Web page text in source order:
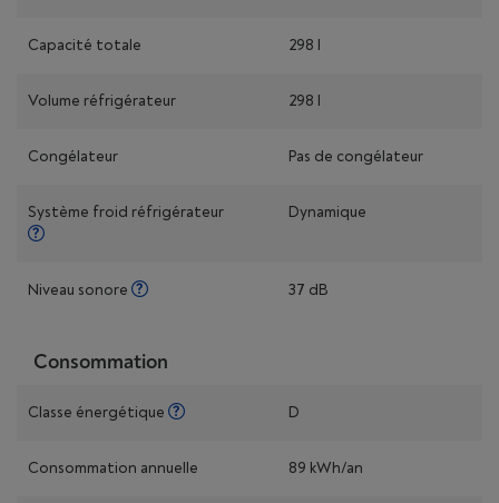
Capacité totale 298 l
Volume réfrigérateur 298 l
Congélateur Pas de congélateur
Système froid réfrigérateur Dynamique
Niveau sonore 37 dB
Consommation
Classe énergétique D
Consommation annuelle 89 kWh/an